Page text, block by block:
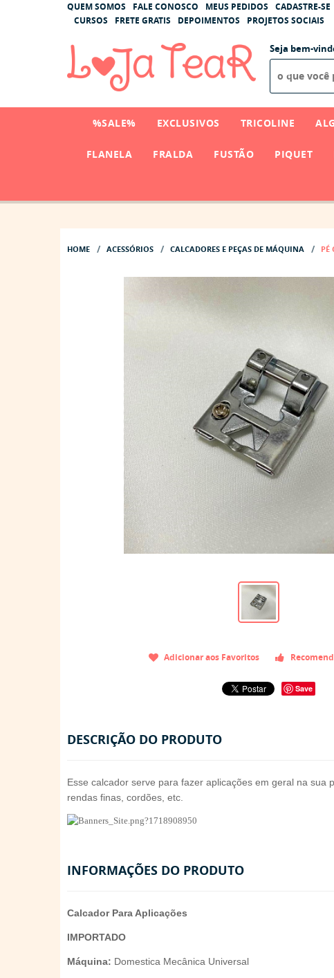
QUEM SOMOS FALE CONOSCO MEUS PEDIDOS CADASTRE-SE
CURSOS
FRETE GRATIS DEPOIMENTOS PROJETOS SOCIAIS
Seja bem-
%SALE% EXCLUSIVOS TRICOLINE
FLANELA FRALDA FUSTÃO PIQUET
HOME ACESSÓRIOS CALCADORES E PEÇAS DE MÁQUINA PÉ
Adicionar aos Favoritos
Save
DESCRIÇÃO DO PRODUTO
Esse calcador serve para fazer aplicações em geral na sua
rendas finas, cordões, etc.
INFORMAÇÕES DO PRODUTO
Calcador Para Aplicações
IMPORTADO
Máquina: Domestica Mecânica Universal